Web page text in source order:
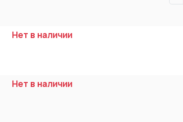
Нет в наличии
Нет в наличии